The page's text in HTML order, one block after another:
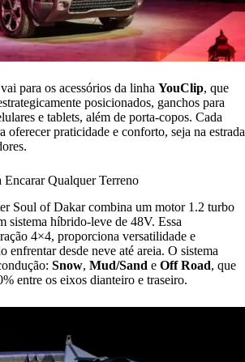
para os acessórios da linha YouClip, que
posicionados, ganchos para
e tablets, além de porta-copos. Cada
oferecer praticidade e conforto, seja na estrada
Encarar Qualquer Terreno
Soul of Dakar combina um motor 1.2 turbo
sistema híbrido-leve de 48V. Essa
4×4, proporciona versatilidade e
enfrentar desde neve até areia. O sistema
Snow, Mud/Sand e Off Road, que
entre os eixos dianteiro e traseiro.